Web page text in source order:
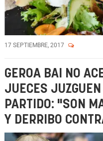
17 SEPTIEMBRE, 2017
GEROA BAI NO
JUECES
PARTIDO: "SON
Y DERRIBO